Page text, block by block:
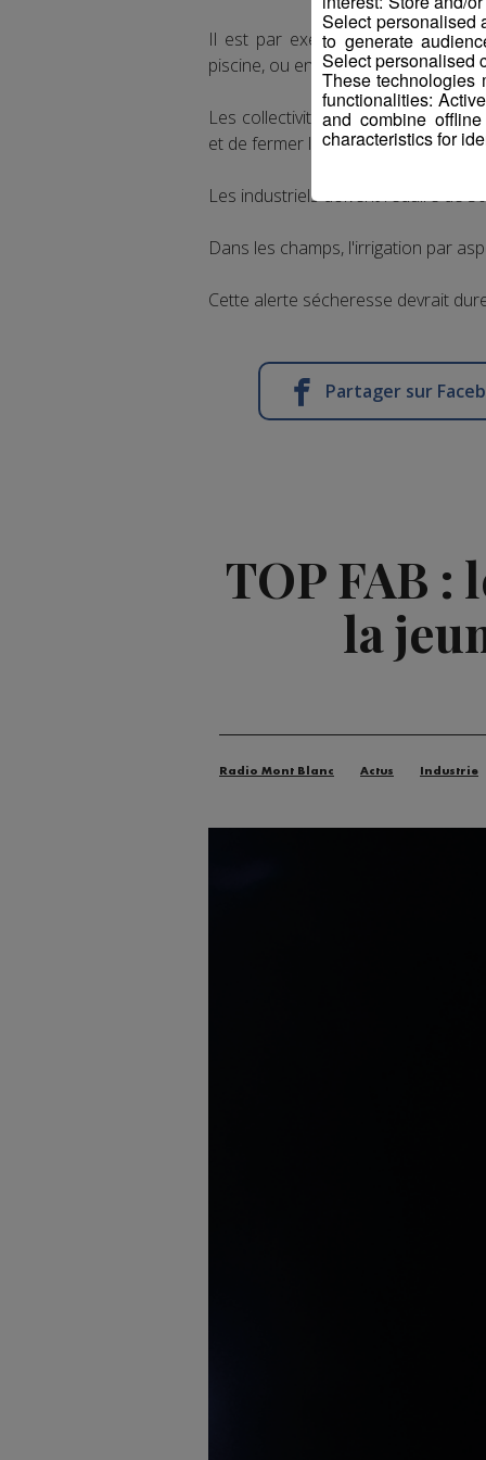
Il est par exemple interdit
piscine, ou encore de laver votre
Les collectivités doivent arrêter
et de fermer les fontaines.
Les industriels doivent réduire de
Dans les champs, l'irrigation par
Cette alerte sécheresse devrait
Partager sur
TOP FAB
la
Radio Mont Blanc Actus Industrie
Select personalised
to generate
Select personalised
These technologies
functionalities:
and combine
characteristics for